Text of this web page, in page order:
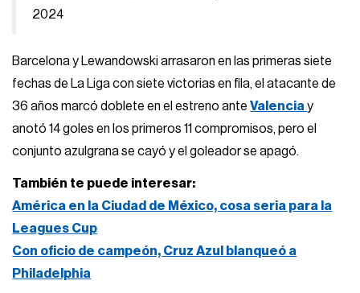
2024
Barcelona y Lewandowski arrasaron en las primeras siete
fechas de La Liga con siete victorias en fila, el atacante de
36 años marcó doblete en el estreno anteValenciay
anotó 14 goles en los primeros 11 compromisos, pero el
conjunto azulgrana se cayó y el goleador se apagó.
También te puede interesar:
América en la Ciudad de México, cosa seria para la
Leagues Cup
Con oficio de campeón, Cruz Azul blanqueó a
Philadelphia